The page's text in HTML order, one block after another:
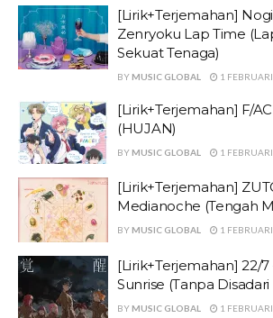
[Lirik+Terjemahan]
Zenryoku Lap Time
Sekuat Tenaga)
BY MUSIC GLOBAL 1
[Lirik+Terjemahan] F/
(HUJAN)
BY MUSIC GLOBAL 1
[Lirik+Terjemahan]
Medianoche (Tengah
BY MUSIC GLOBAL 1
[Lirik+Terjemahan] 22/
Sunrise (Tanpa
BY MUSIC GLOBAL 1